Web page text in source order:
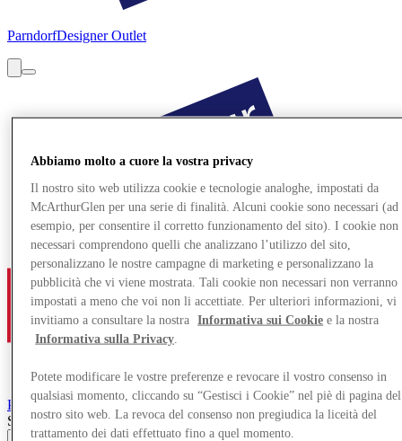
ParndorfDesigner Outlet
ParndorfDesigner Outlet
Search input
Abbiamo molto a cuore la vostra privacy
Il nostro sito web utilizza cookie e tecnologie analoghe, impostati da
McArthurGlen per una serie di finalità. Alcuni cookie sono necessari (ad
esempio, per consentire il corretto funzionamento del sito). I cookie non
necessari comprendono quelli che analizzano l’utilizzo del sito,
personalizzano le nostre campagne di marketing e personalizzano la
pubblicità che vi viene mostrata. Tali cookie non necessari non verranno
impostati a meno che voi non li accettiate. Per ulteriori informazioni, vi
invitiamo a consultare la nostra
Informativa sui Cookie e la nostra
Informativa sulla Privacy
Potete modificare le vostre preferenze e revocare il vostro consenso in
qualsiasi momento, cliccando su “Gestisci i Cookie” nel piè di pagina del
nostro sito web. La revoca del consenso non pregiudica la liceità del
trattamento dei dati effettuato fino a quel momento.